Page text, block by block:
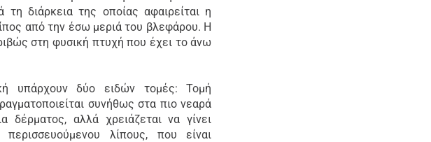
διάρκεια της οποίας αφαιρείται η
από την έσω μεριά του βλεφάρου. Η
στη φυσική πτυχή που έχει το άνω
υπάρχουν δύο ειδών τομές: Τομή
συνήθως στα πιο νεαρά
δέρματος, αλλά χρειάζεται να γίνει
λίπους, που είναι